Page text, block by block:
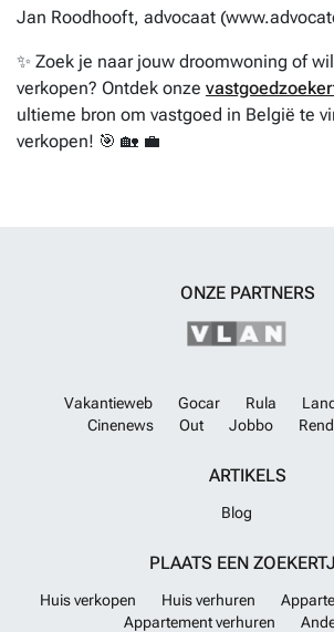
Jan Roodhooft, advocaat
✨ Zoek je naar jouw droomwoning of
verkopen? Ontdek onze
ultieme bron om vastgoed in België te
verkopen! 🎯 🏡 💼
ONZE PARTNERS
Vakantieweb Gocar Rula
Cinenews
Out Jobbo
ARTIKELS
Blog
PLAATS EEN
Huis verkopen Huis verhuren
Appartement verhuren